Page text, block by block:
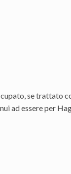
se trattato
ad essere per